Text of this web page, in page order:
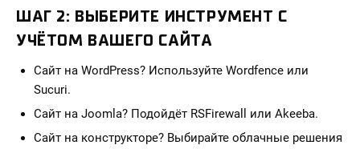
ШАГ 2: ВЫБЕРИТЕ ИНСТРУМЕНТ С
УЧЁТОМ ВАШЕГО САЙТА
Сайт на WordPress? Используйте Wordfence или
Sucuri.
Сайт на Joomla? Подойдёт RSFirewall или Akeeba.
Сайт на конструкторе? Выбирайте облачные решения